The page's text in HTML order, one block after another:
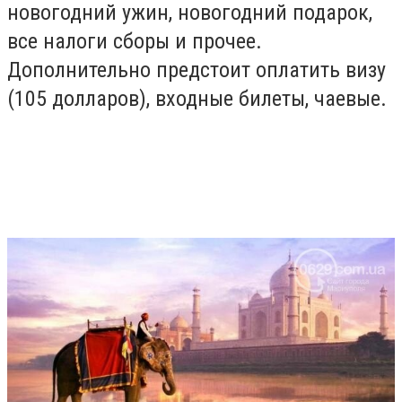
новогодний ужин, новогодний подарок,
все налоги сборы и прочее.
Дополнительно предстоит оплатить визу
(105 долларов), входные билеты, чаевые.